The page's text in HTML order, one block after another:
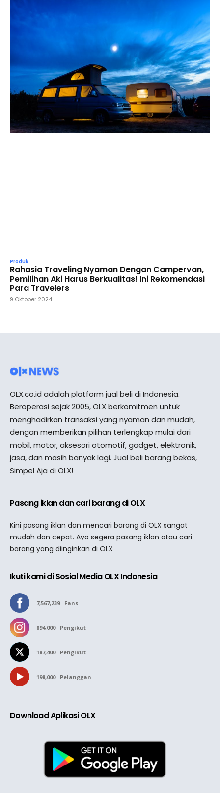
Produk
Rahasia Traveling Nyaman Dengan Campervan,
Pemilihan Aki Harus Berkualitas! Ini Rekomendasi
Para Travelers
9 Oktober 2024
OLX.co.id adalah platform jual beli di Indonesia.
Beroperasi sejak 2005, OLX berkomitmen untuk
menghadirkan transaksi yang nyaman dan mudah,
dengan memberikan pilihan terlengkap mulai dari
mobil, motor, aksesori otomotif, gadget, elektronik,
jasa, dan masih banyak lagi. Jual beli barang bekas,
Simpel Aja di OLX!
Pasang iklan dan cari barang di OLX
Kini pasang iklan dan mencari barang di OLX sangat
mudah dan cepat. Ayo segera pasang iklan atau cari
barang yang diinginkan di OLX
Ikuti kami di Sosial Media OLX Indonesia
7,567,239 Fans
894,000 Pengikut
187,400 Pengikut
198,000 Pelanggan
Download Aplikasi OLX